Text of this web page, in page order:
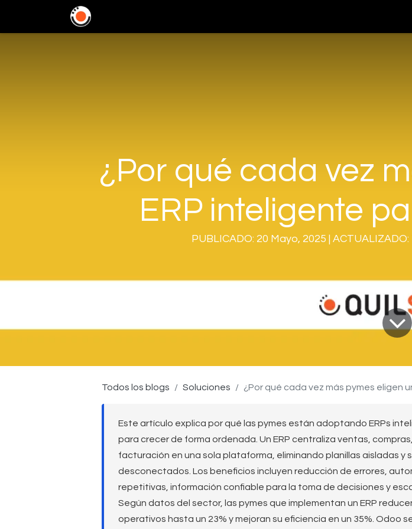
¿Por qué cada vez
ERP inteligente
PUBLICADO: 20 Mayo, 2025 |
Todos los blogs Soluciones ¿Por qué cada vez más pymes eligen un
Este artículo explica por qué las pymes están adoptando ERPs
para crecer de forma ordenada. Un ERP centraliza ventas,
facturación en una sola plataforma, eliminando planillas aisladas y
desconectados. Los beneficios incluyen reducción de errores,
repetitivas, información confiable para la toma de decisiones y
Según datos del sector, las pymes que implementan un ERP
operativos hasta un 23% y mejoran su eficiencia en un 35%. Odoo